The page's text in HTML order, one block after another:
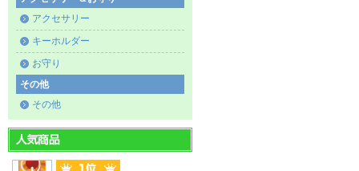
アクセサリー
キーホルダー
お守り
その他
その他